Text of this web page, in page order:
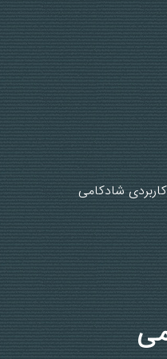
شادکامی